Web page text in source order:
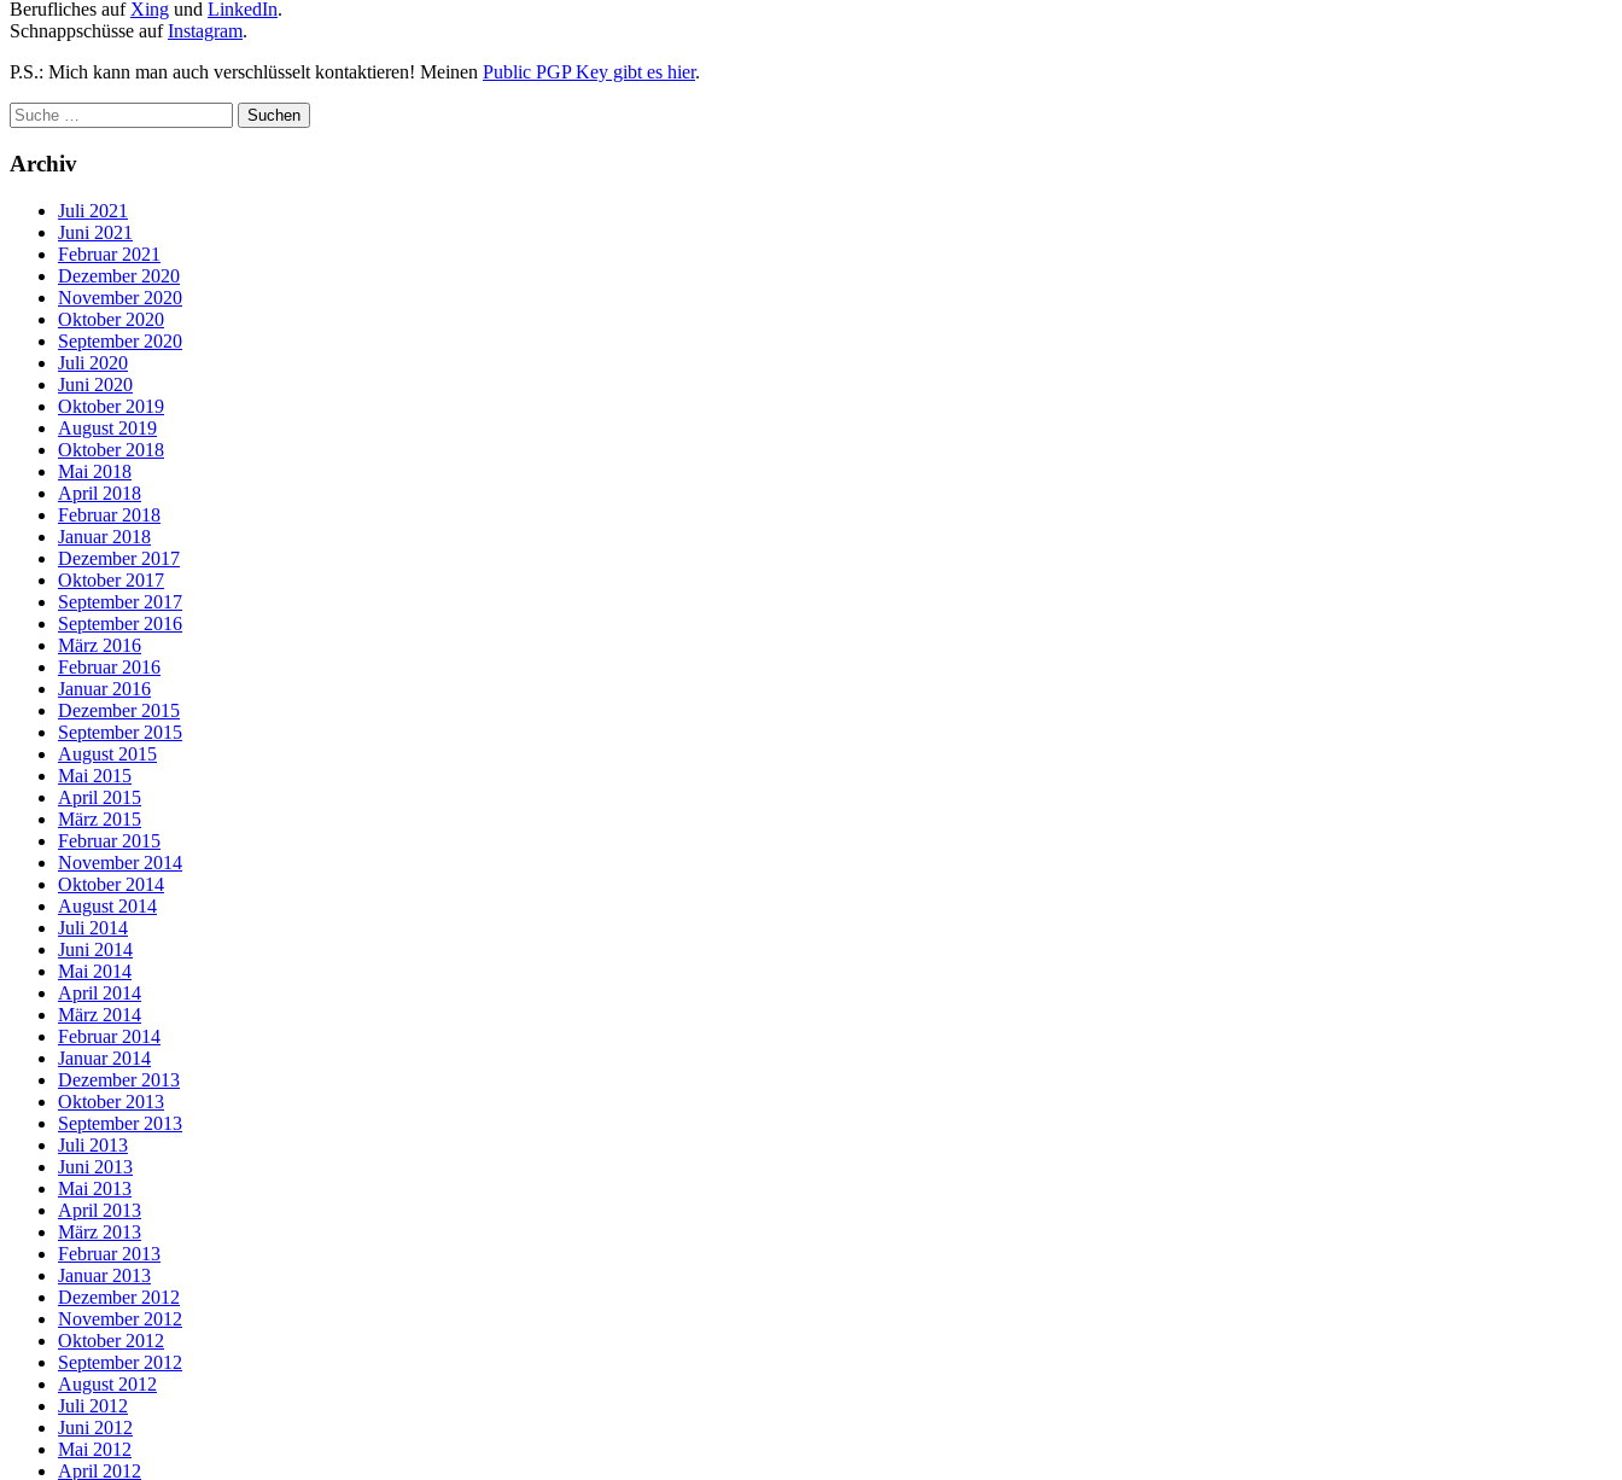
Berufliches auf Xing und LinkedIn.
Schnappschüsse aufInstagram.
P.S.: Mich kann man auch verschlüsselt kontaktieren! Meinen Public PGP Key gibt es hier.
Archiv
Juli 2021
Juni 2021
Februar 2021
Dezember 2020
November 2020
Oktober 2020
September 2020
Juli 2020
Juni 2020
Oktober 2019
August 2019
Oktober 2018
Mai 2018
April 2018
Februar 2018
Januar 2018
Dezember 2017
Oktober 2017
September 2017
September 2016
März 2016
Februar 2016
Januar 2016
Dezember 2015
September 2015
August 2015
Mai 2015
April 2015
März 2015
Februar 2015
November 2014
Oktober 2014
August 2014
Juli 2014
Juni 2014
Mai 2014
April 2014
März 2014
Februar 2014
Januar 2014
Dezember 2013
Oktober 2013
September 2013
Juli 2013
Juni 2013
Mai 2013
April 2013
März 2013
Februar 2013
Januar 2013
Dezember 2012
November 2012
Oktober 2012
September 2012
August 2012
Juli 2012
Juni 2012
Mai 2012
April 2012